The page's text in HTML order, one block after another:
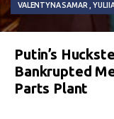
VALENTYNA SAMAR
Putin’s
Bankrupted
Parts Plant